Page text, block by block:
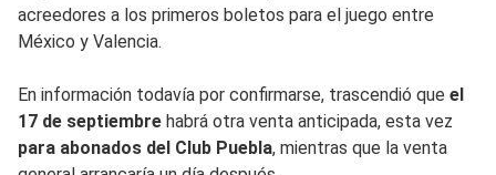
acreedores a los primeros boletos para el juego entre
México y Valencia.
En información todavía por confirmarse, trascendió que el
17 de septiembre habrá otra venta anticipada, esta vez
para abonados del Club Puebla, mientras que la venta